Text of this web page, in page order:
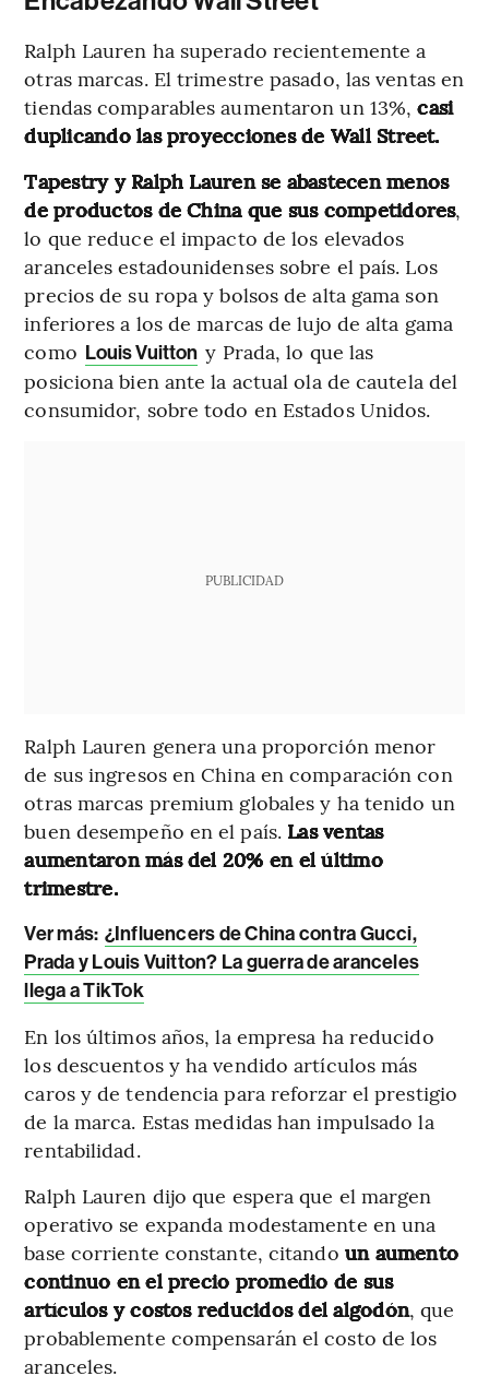
Ralph Lauren ha superado recientemente a
otras marcas. El trimestre pasado, las ventas en
tiendas comparables aumentaron un 13%,casi
duplicando las proyecciones de Wall Street.
Tapestry y Ralph Lauren se abastecen menos
de productos de China que sus competidores,
lo que reduce el impacto de los elevados
aranceles estadounidenses sobre el país. Los
precios de su ropa y bolsos de alta gama son
inferiores a los de marcas de lujo de alta gama
como Louis Vuitton y Prada, lo que las
posiciona bien ante la actual ola de cautela del
consumidor, sobre todo en Estados Unidos.
PUBLICIDAD
Ralph Lauren genera una proporción menor
de sus ingresos en China en comparación con
otras marcas premium globales y ha tenido un
buen desempeño en el país. Las ventas
aumentaron más del 20% en el último
trimestre.
Ver más: ¿Influencers de China contra Gucci,
Prada y Louis Vuitton? La guerra de aranceles
llega a TikTok
En los últimos años, la empresa ha reducido
los descuentos y ha vendido artículos más
caros y de tendencia para reforzar el prestigio
de la marca. Estas medidas han impulsado la
rentabilidad.
Ralph Lauren dijo que espera que el margen
operativo se expanda modestamente en una
base corriente constante, citando un aumento
continuo en el precio promedio de sus
artículos y costos reducidos del algodón, que
probablemente compensarán el costo de los
aranceles.